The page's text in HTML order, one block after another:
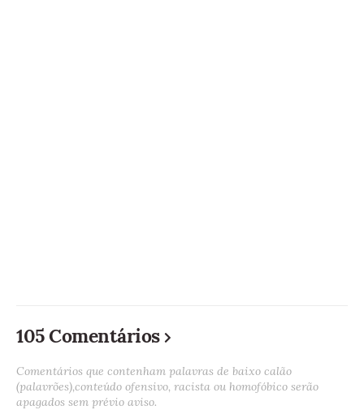
105 Comentários
Comentários que contenham palavras de baixo calão
(palavrões),conteúdo ofensivo, racista ou homofóbico serão
apagados sem prévio aviso.